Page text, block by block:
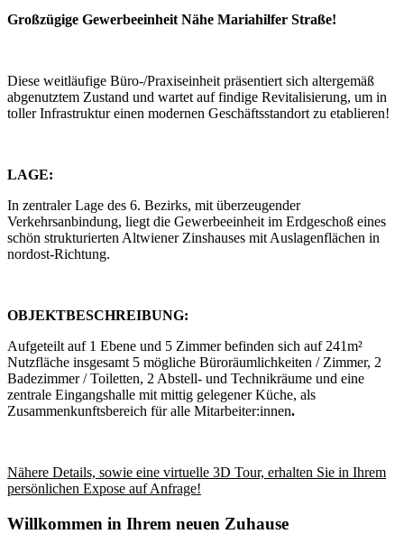
Großzügige Gewerbeeinheit Nähe Mariahilfer Straße!
Diese weitläufige Büro-/Praxiseinheit präsentiert sich altergemäß
abgenutztem Zustand und wartet auf findige Revitalisierung, um in
toller Infrastruktur einen modernen Geschäftsstandort zu etablieren!
LAGE:
In zentraler Lage des 6. Bezirks, mit überzeugender
Verkehrsanbindung, liegt die Gewerbeeinheit im Erdgeschoß eines
schön strukturierten Altwiener Zinshauses mit Auslagenflächen in
nordost-Richtung.
OBJEKTBESCHREIBUNG:
Aufgeteilt auf 1 Ebene und 5 Zimmer befinden sich auf 241m²
Nutzfläche insgesamt 5 mögliche Büroräumlichkeiten / Zimmer, 2
Badezimmer / Toiletten, 2 Abstell- und Technikräume und eine
zentrale Eingangshalle mit mittig gelegener Küche, als
Zusammenkunftsbereich für alle Mitarbeiter:innen.
Nähere Details, sowie eine virtuelle 3D Tour, erhalten Sie in Ihrem
persönlichen Expose auf Anfrage!
Willkommen in Ihrem neuen Zuhause